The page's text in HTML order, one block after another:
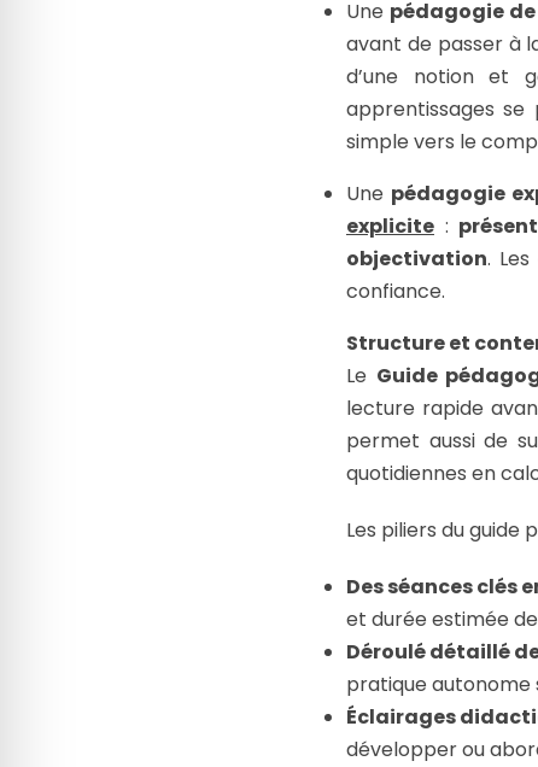
Une pédagogie
avant de passer à
d’une notion et
apprentissages se
simple vers le
Une pédagogie
explicite :
objectivation.
confiance.
Structure et
Le Guide
lecture rapide
permet aussi de
quotidiennes en
Les piliers du guide
Des séances clés
et durée estimée
Déroulé détaillé
pratique autonome
Éclairages
développer ou